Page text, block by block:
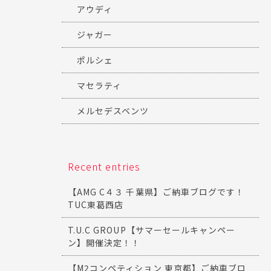
アウディ
ジャガー
ポルシェ
マセラティ
メルセデスベンツ
Recent entries
【AMG C４３ 千葉県】ご納車ブログです！
TUC東葛西店
T.U.C GROUP【サマーセールキャンペー
ン】開催決定！！
【M2コンペティション 東京都】ご納車ブロ